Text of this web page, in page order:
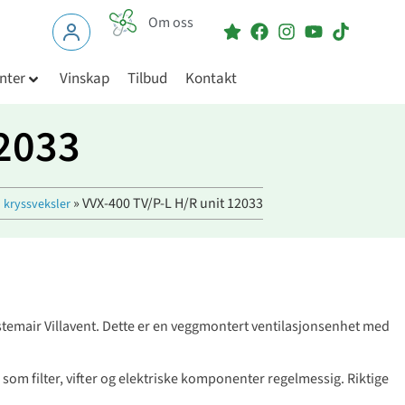
Om oss
Vinskap Tilbud Kontakt
»VVX-400 TV/P-L H/R unit 12033
Villavent. Dette er en veggmontert ventilasjonsenhet med
filter, vifter og elektriske komponenter regelmessig. Riktige